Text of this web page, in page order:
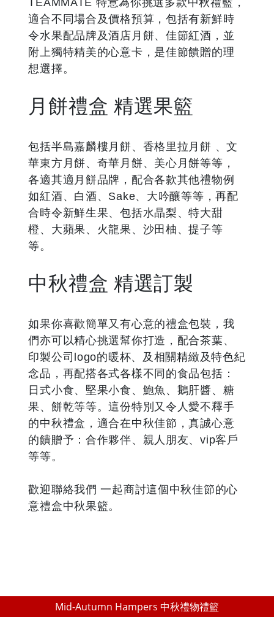
TEAMMATE 特意為你挑選多款中秋禮籃，
適合不同場合及價格預算，包括有新鮮時
令水果配品牌及酒店月餅、佳節紅酒，並
附上獨特精美的心意卡，是佳節饋贈的理
想選擇。
月餅禮盒 精選果籃
包括半島嘉麟樓月餅、香格里拉月餅 、文
華東方月餅、奇華月餅、美心月餅等等，
各適其適月餅品牌，配合各款其他禮物例
如紅酒、白酒、Sake、大吟釀等等，再配
合時令新鮮生果、包括水晶梨、特大甜
橙、大蘋果、火龍果、沙田柚、提子等
等。
中秋禮盒 精選訂製
如果你喜歡簡單又有心意的禮盒包裝，我
們亦可以精心挑選幫你打造，配合茶葉、
印製公司logo的暖杯、及相關精緻及特色紀
念品，再配搭各式各樣不同的食品包括：
日式小食、堅果小食、鮑魚、鵝肝醬、糖
果、餅乾等等。這份特別又令人愛不釋手
的中秋禮盒，適合在中秋佳節，真誠心意
的饋贈予：合作夥伴、親人朋友、vip客戶
等等。
歡迎聯絡我們 一起商討這個中秋佳節的心
意禮盒中秋果籃。
Mid-Autumn Hampers 中秋禮物禮籃